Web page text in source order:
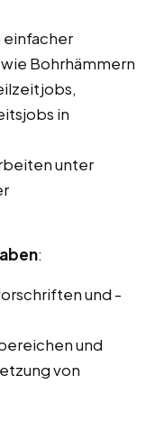
einfacher
Bohrhämmern
in
unter
:
und -
und
von